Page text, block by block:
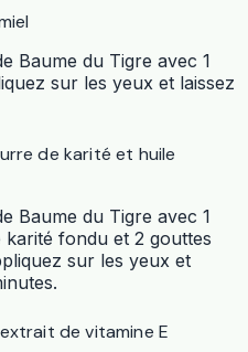
Baume du Tigre avec 1
sur les yeux et laissez
de karité et huile
Baume du Tigre avec 1
fondu et 2 gouttes
sur les yeux et
de vitamine E